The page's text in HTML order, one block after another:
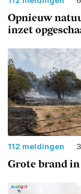
Opnieuw
inzet
112 meldingen
Grote brand